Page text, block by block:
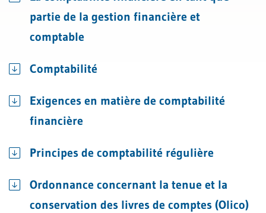
partie de la gestion financière et
comptable
Comptabilité
Exigences en matière de comptabilité
financière
Principes de comptabilité régulière
Ordonnance concernant la tenue et la
conservation des livres de comptes (Olico)